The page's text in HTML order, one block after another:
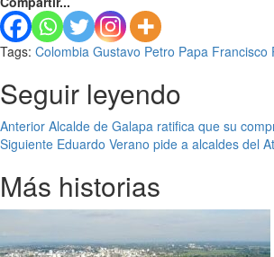
Tags: Colombia Gustavo Petro Papa Francisco
Seguir leyendo
Anterior Alcalde de Galapa ratifica que su
Siguiente Eduardo Verano pide a alcaldes del
Más historias